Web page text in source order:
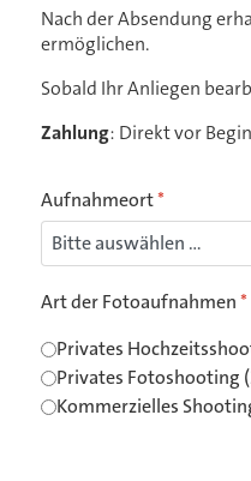
Nach der Absendung
ermöglichen.
Sobald Ihr Anliegen
Zahlung: Direkt vor
Aufnahmeort*
Art der Fotoaufnahmen*
Privates
Privates Fotoshooting
Kommerzielles